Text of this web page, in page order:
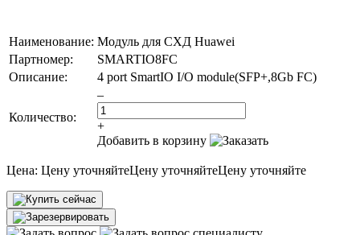
Наименование: Модуль для СХД Huawei
Партномер:
SMARTIO8FC
Описание:
4 port SmartIO I/O module(SFP+,8Gb FC)
Количество:
–
+
Добавить в корзину
Цена: Цену уточняйтеЦену уточняйтеЦену уточняйте